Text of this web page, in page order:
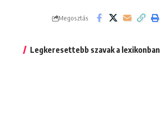
Megosztás
Legkeresettebb szavak a lexikonban